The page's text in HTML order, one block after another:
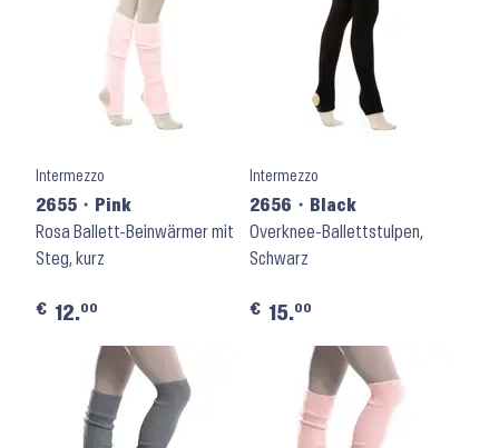
Intermezzo
2655 ⬝ Pink
Rosa Ballett-Beinwärmer mit
Steg, kurz
€ 12.00
Intermezzo
2656 ⬝ Black
Overknee-Ballettstulpen,
Schwarz
€ 15.00